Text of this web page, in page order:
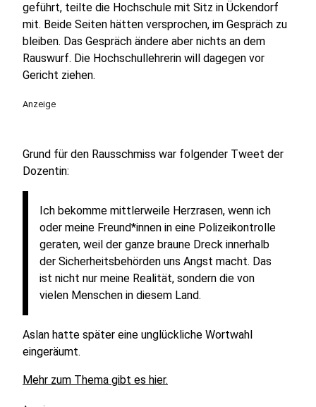
geführt, teilte die Hochschule mit Sitz in Ückendorf
mit. Beide Seiten hätten versprochen, im Gespräch zu
bleiben. Das Gespräch ändere aber nichts an dem
Rauswurf. Die Hochschullehrerin will dagegen vor
Gericht ziehen.
Anzeige
Grund für den Rausschmiss war folgender Tweet der
Dozentin:
Ich bekomme mittlerweile Herzrasen, wenn ich
oder meine Freund*innen in eine Polizeikontrolle
geraten, weil der ganze braune Dreck innerhalb
der Sicherheitsbehörden uns Angst macht. Das
ist nicht nur meine Realität, sondern die von
vielen Menschen in diesem Land.
Aslan hatte später eine unglückliche Wortwahl
eingeräumt.
Mehr zum Thema gibt es hier.